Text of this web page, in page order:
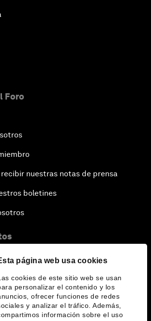
página web usa cookies
cookies de este sitio web se usan
personalizar el contenido y los
ofrecer funciones de redes
y analizar el tráfico. Además,
información sobre el uso
Foro
nuestras notas de prensa
boletines
el Foro
idiomas